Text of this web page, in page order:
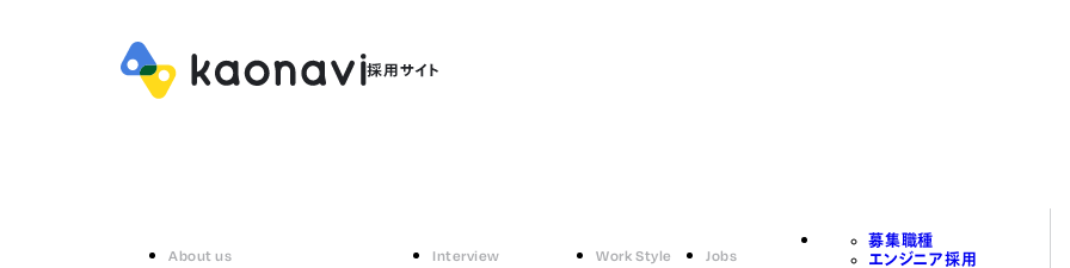
About us Interview Work Style Jobs
募集職種
エンジニア採用